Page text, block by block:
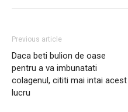
Previous article
Daca beti bulion de oase
pentru a va imbunatati
colagenul, cititi mai intai acest
lucru